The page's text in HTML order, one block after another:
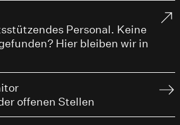
Personal. Keine
Hier bleiben wir in
offenen Stellen